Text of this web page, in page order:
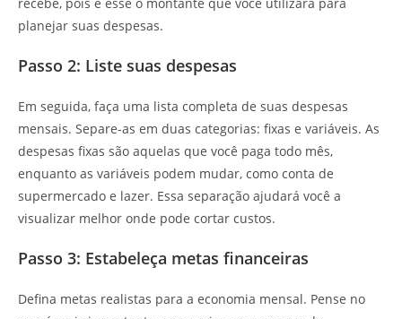
planejar suas despesas.
Passo 2: Liste suas despesas
Em seguida, faça uma lista completa de suas despesas
mensais. Separe-as em duas categorias: fixas e variáveis. As
despesas fixas são aquelas que você paga todo mês,
enquanto as variáveis podem mudar, como conta de
supermercado e lazer. Essa separação ajudará você a
visualizar melhor onde pode cortar custos.
Passo 3: Estabeleça metas financeiras
Defina metas realistas para a economia mensal. Pense no